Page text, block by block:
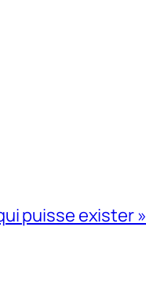
puisse exister »